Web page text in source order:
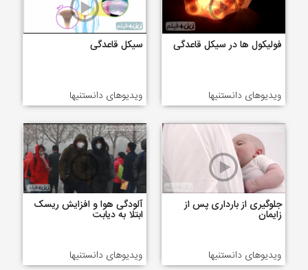
فولیکول ها در سیکل قاعدگی
ویدیوهای دانستنیها
سیکل قاعدگی
ویدیوهای دانستنیها
جلوگیری از بارداری پس از
زایمان
ویدیوهای دانستنیها
آلودگی هوا و افزایش ریسک
ابتلا به دیابت
ویدیوهای دانستنیها